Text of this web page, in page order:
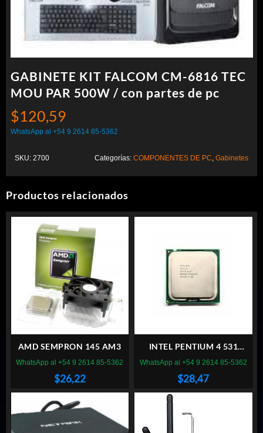
GABINETE KIT FALCOM CM-6816 TEC
MOU PAR 500W / con partes de pc
$120,59
WhatsApp al +54 9 2614 85-5362
SKU: 2700 Categorías: COMPONENTES DE PC, Gabinetes
Productos relacionados
AMD SEMPRON 145 AM3
$26,22
WhatsApp al +54 9 2614 85-5362
INTEL PENTIUM 4 531
SOCKET PLGA 775
$28,47
WhatsApp al +54 9 2614 85-5362